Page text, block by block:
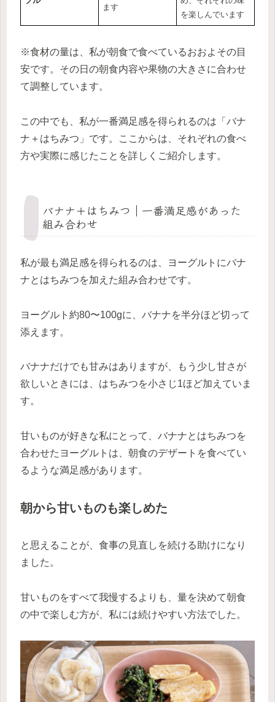
ます
を楽しんでいます
※食材の量は、私が朝食で食べているおおよその目
安です。その日の朝食内容や果物の大きさに合わせ
て調整しています。
この中でも、私が一番満足感を得られるのは「バナ
ナ＋はちみつ」です。ここからは、それぞれの食べ
方や実際に感じたことを詳しくご紹介します。
バナナ＋はちみつ｜一番満足感があった
組み合わせ
私が最も満足感を得られるのは、ヨーグルトにバナ
ナとはちみつを加えた組み合わせです。
ヨーグルト約80〜100gに、バナナを半分ほど切って
添えます。
バナナだけでも甘みはありますが、もう少し甘さが
欲しいときには、はちみつを小さじ1ほど加えていま
す。
甘いものが好きな私にとって、バナナとはちみつを
合わせたヨーグルトは、朝食のデザートを食べてい
るような満足感があります。
朝から甘いものも楽しめた
と思えることが、食事の見直しを続ける助けになり
ました。
甘いものをすべて我慢するよりも、量を決めて朝食
の中で楽しむ方が、私には続けやすい方法でした。